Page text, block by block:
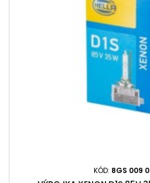
KÓD: 8GS 009